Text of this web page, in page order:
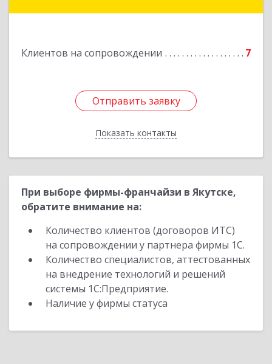
Клиентов на сопровождении 7
Отправить заявку
Показать контакты
Подробнее
Отправить заявку
Назад
При выборе фирмы-франчайзи в Якутске,
обратите внимание на:
Количество клиентов (договоров ИТС)
на сопровождении у партнера фирмы 1С.
Количество специалистов, аттестованных
на внедрение технологий и решений
системы 1С:Предприятие.
Наличие у фирмы статуса